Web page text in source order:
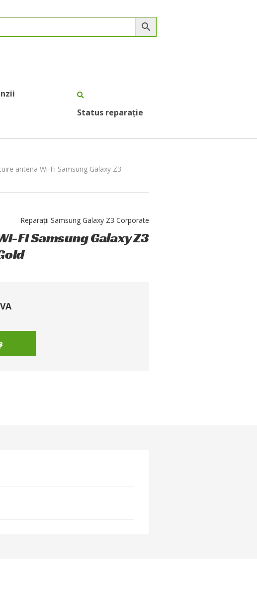
Status reparație
antena Wi-Fi Samsung Galaxy Z3
Reparații Samsung Galaxy Z3 Corporate
Fi Samsung Galaxy Z3